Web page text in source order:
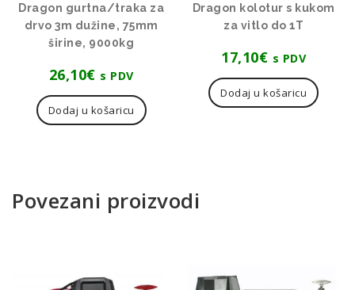
Dragon gurtna/traka za
drvo 3m dužine, 75mm
širine, 9000kg
26,10€ s PDV
Dodaj u košaricu
Dragon kolotur s kukom
za vitlo do 1T
17,10€ s PDV
Dodaj u košaricu
Povezani proizvodi